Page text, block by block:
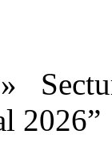
»
2026”